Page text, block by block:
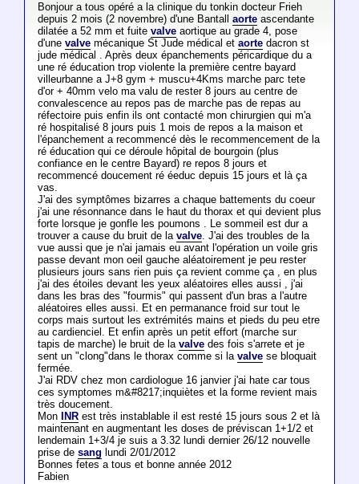
Bonjour a tous opéré a la clinique du tonkin docteur Frieh
depuis 2 mois (2 novembre) d'une Bantall aorteascendante
dilatée a 52 mm et fuite valveaortique au grade 4, pose
d'une valvemécanique St Jude médical et aortedacron st
jude médical . Après deux épanchements péricardique du a
une ré éducation trop violente la première centre bayard
villeurbanne a J+8 gym + muscu+4Kms marche parc tete
d'or + 40mm velo ma valu de rester 8 jours au centre de
convalescence au repos pas de marche pas de repas au
réfectoire puis enfin ils ont contacté mon chirurgien qui m'a
ré hospitalisé 8 jours puis 1 mois de repos a la maison et
l'épanchement a recommencé dès le recommencement de la
ré éducation qui ce déroule hôpital de bourgoin (plus
confiance en le centre Bayard) re repos 8 jours et
recommencé doucement ré éeduc depuis 15 jours et là ça
vas.
J'ai des symptômes bizarres a chaque battements du coeur
j'ai une résonnance dans le haut du thorax et qui devient plus
forte lorsque je gonfle les poumons . Le sommeil est dur a
trouver a cause du bruit de la valve. J'ai des troubles de la
vue aussi que je n'ai jamais eu avant l'opération un voile gris
passe devant mon oeil gauche aléatoirement je peu rester
plusieurs jours sans rien puis ça revient comme ça , en plus
j'ai des étoiles devant les yeux aléatoires elles aussi , j'ai
dans les bras des "fourmis" qui passent d'un bras a l'autre
aléatoires elles aussi. Et en permanance froid sur tout le
corps mais surtout les extrémités mains et pieds du peu etre
au cardienciel. Et enfin après un petit effort (marche sur
tapis de marche) le bruit de la valvedes fois s'arrete et je
sent un "clong"dans le thorax comme si la valvese bloquait
fermée.
J'ai RDV chez mon cardiologue 16 janvier j'ai hate car tous
ces symptomes m&#8217;inquiètes et la forme revient mais
très doucement.
Mon
INRest très instablable il est resté 15 jours sous 2 et là
maintenant en augmentant les doses de préviscan 1+1/2 et
lendemain 1+3/4 je suis a 3.32 lundi dernier 26/12 nouvelle
prise de sang lundi 2/01/2012
Bonnes fetes a tous et bonne année 2012
Fabien